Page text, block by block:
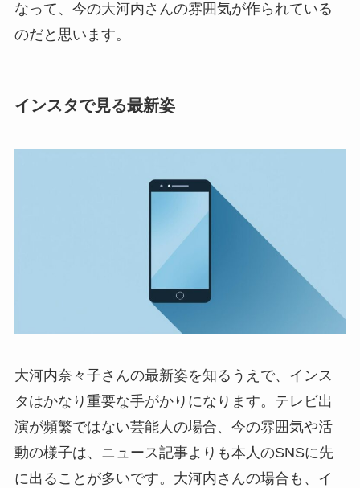
なって、今の大河内さんの雰囲気が作られている
のだと思います。
インスタで見る最新姿
大河内奈々子さんの最新姿を知るうえで、インス
タはかなり重要な手がかりになります。テレビ出
演が頻繁ではない芸能人の場合、今の雰囲気や活
動の様子は、ニュース記事よりも本人のSNSに先
に出ることが多いです。大河内さんの場合も、イ